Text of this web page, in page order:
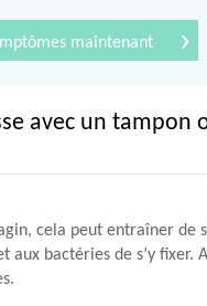
maintenant ›
avec un tampon
cela peut entraîner de
bactéries de s’y fixer.